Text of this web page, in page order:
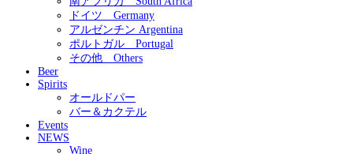
ドイツ Germany
アルゼンチン Argentina
ポルトガル Portugal
その他 Others
Beer
Spirits
オールドパー
バー＆カクテル
Events
NEWS
Wine